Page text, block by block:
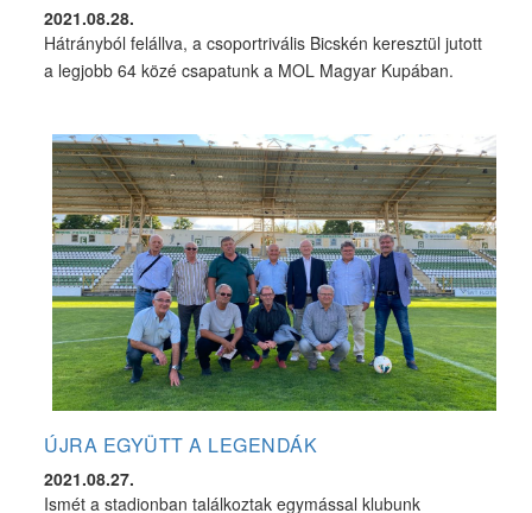
2021.08.28.
Hátrányból felállva, a csoportrivális Bicskén keresztül jutott
a legjobb 64 közé csapatunk a MOL Magyar Kupában.
ÚJRA EGYÜTT A LEGENDÁK
2021.08.27.
Ismét a stadionban találkoztak egymással klubunk